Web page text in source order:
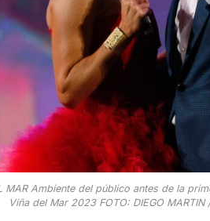
Ambiente del público antes de la
Viña del Mar 2023 FOTO: DIEGO MARTIN